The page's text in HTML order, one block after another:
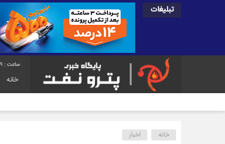
تبلیغات
خانه
خانه اخبار